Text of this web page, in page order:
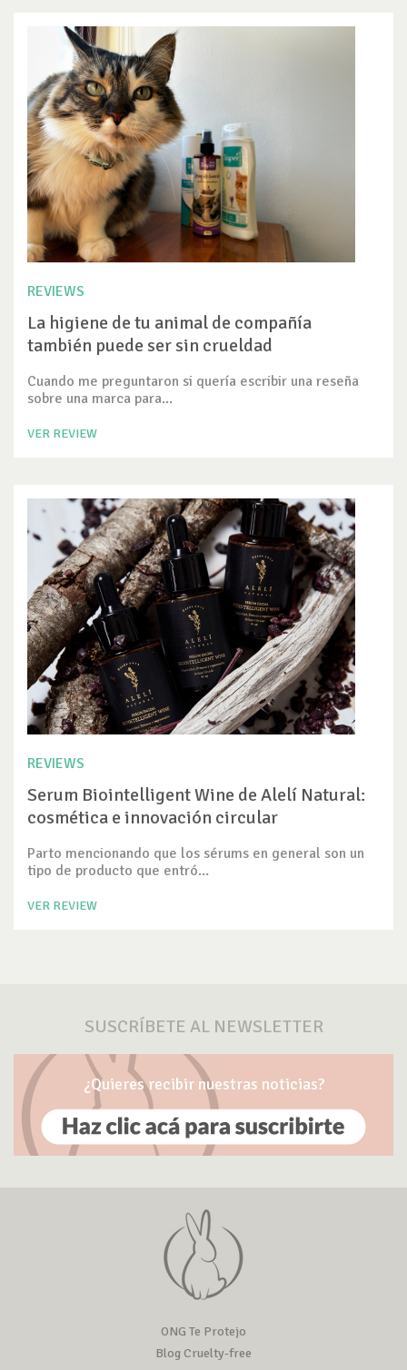
REVIEWS
La higiene de tu animal de compañía
también puede ser sin crueldad
Cuando me preguntaron si quería escribir una reseña
sobre una marca para...
VER REVIEW
REVIEWS
Serum Biointelligent Wine de Alelí Natural:
cosmética e innovación circular
Parto mencionando que los sérums en general son un
tipo de producto que entró...
VER REVIEW
SUSCRÍBETE AL NEWSLETTER
¿Quieres recibir nuestras noticias?
ONG Te Protejo
Blog Cruelty-free